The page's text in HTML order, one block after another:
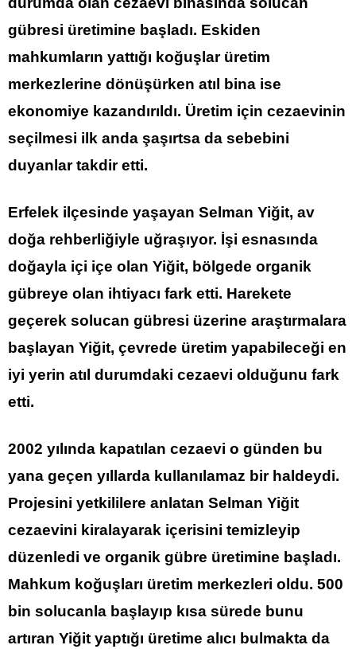
gübresi üretimine başladı. Eskiden
mahkumların yattığı koğuşlar üretim
merkezlerine dönüşürken atıl bina ise
ekonomiye kazandırıldı. Üretim için cezaevinin
seçilmesi ilk anda şaşırtsa da sebebini
duyanlar takdir etti.
Erfelek ilçesinde yaşayan Selman Yiğit, av
doğa rehberliğiyle uğraşıyor. İşi esnasında
doğayla içi içe olan Yiğit, bölgede organik
gübreye olan ihtiyacı fark etti. Harekete
geçerek solucan gübresi üzerine araştırmalara
başlayan Yiğit, çevrede üretim yapabileceği en
iyi yerin atıl durumdaki cezaevi olduğunu fark
etti.
2002 yılında kapatılan cezaevi o günden bu
yana geçen yıllarda kullanılamaz bir haldeydi.
Projesini yetkililere anlatan Selman Yiğit
cezaevini kiralayarak içerisini temizleyip
düzenledi ve organik gübre üretimine başladı.
Mahkum koğuşları üretim merkezleri oldu. 500
bin solucanla başlayıp kısa sürede bunu
artıran Yiğit yaptığı üretime alıcı bulmakta da